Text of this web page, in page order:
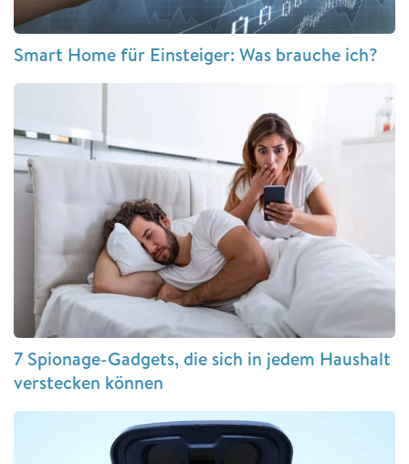
Smart Home für Einsteiger: Was brauche ich?
7 Spionage-Gadgets, die sich in jedem Haushalt
verstecken können